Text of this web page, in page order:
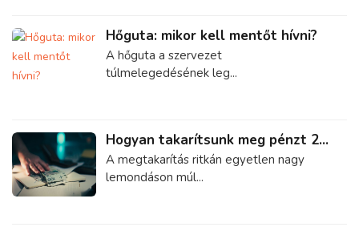
Hőguta: mikor kell mentőt hívni?
A hőguta a szervezet
túlmelegedésének leg...
Hogyan takarítsunk meg pénzt 2...
A megtakarítás ritkán egyetlen nagy
lemondáson múl...